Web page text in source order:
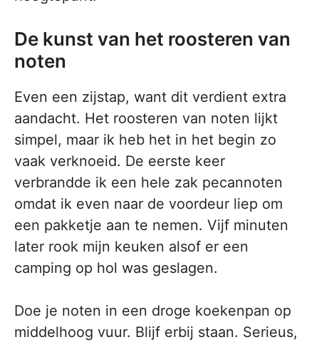
De kunst van het roosteren van
noten
Even een zijstap, want dit verdient extra
aandacht. Het roosteren van noten lijkt
simpel, maar ik heb het in het begin zo
vaak verknoeid. De eerste keer
verbrandde ik een hele zak pecannoten
omdat ik even naar de voordeur liep om
een pakketje aan te nemen. Vijf minuten
later rook mijn keuken alsof er een
camping op hol was geslagen.
Doe je noten in een droge koekenpan op
middelhoog vuur. Blijf erbij staan. Serieus,